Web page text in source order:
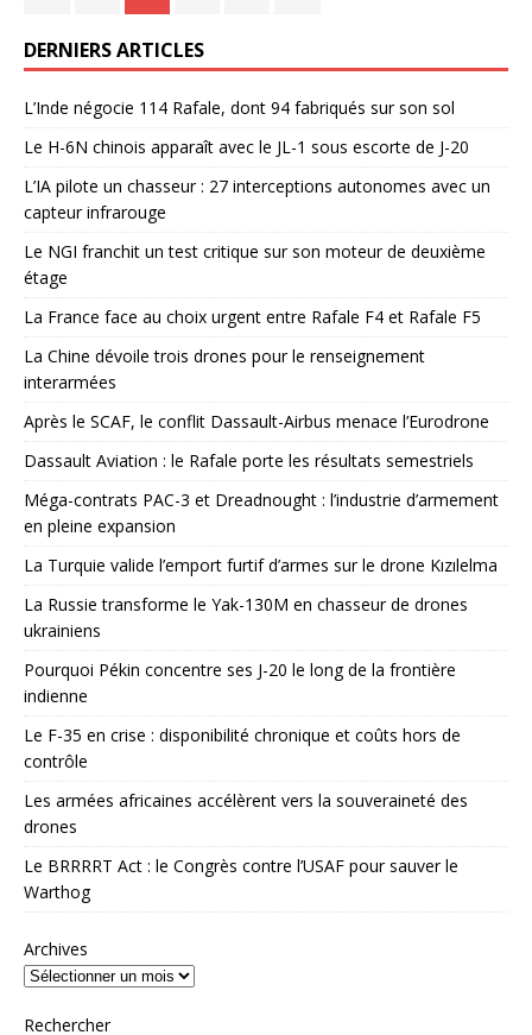
DERNIERS ARTICLES
L’Inde négocie 114 Rafale, dont 94 fabriqués sur son sol
Le H-6N chinois apparaît avec le JL-1 sous escorte de J-20
L’IA pilote un chasseur : 27 interceptions autonomes avec un
capteur infrarouge
Le NGI franchit un test critique sur son moteur de deuxième
étage
La France face au choix urgent entre Rafale F4 et Rafale F5
La Chine dévoile trois drones pour le renseignement
interarmées
Après le SCAF, le conflit Dassault-Airbus menace l’Eurodrone
Dassault Aviation : le Rafale porte les résultats semestriels
Méga-contrats PAC-3 et Dreadnought : l’industrie d’armement
en pleine expansion
La Turquie valide l’emport furtif d’armes sur le drone Kızılelma
La Russie transforme le Yak-130M en chasseur de drones
ukrainiens
Pourquoi Pékin concentre ses J-20 le long de la frontière
indienne
Le F-35 en crise : disponibilité chronique et coûts hors de
contrôle
Les armées africaines accélèrent vers la souveraineté des
drones
Le BRRRRT Act : le Congrès contre l’USAF pour sauver le
Warthog
Archives
Rechercher